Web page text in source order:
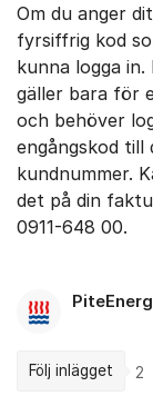
Om du anger
fyrsiffrig kod
kunna logga
gäller bara för
och behöver
engångskod till
kundnummer.
det på din
0911-648 00.
Följ inlägget 2